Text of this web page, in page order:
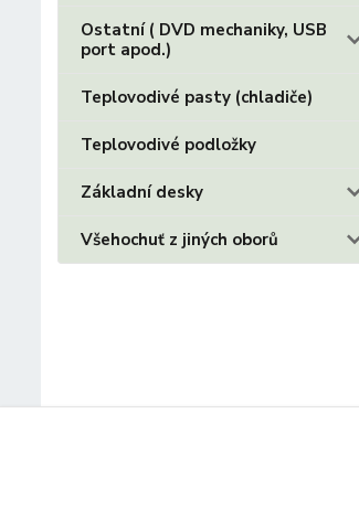
Ostatní ( DVD mechaniky, USB
port apod.)
Teplovodivé pasty (chladiče)
Teplovodivé podložky
Základní desky
Všehochuť z jiných oborů